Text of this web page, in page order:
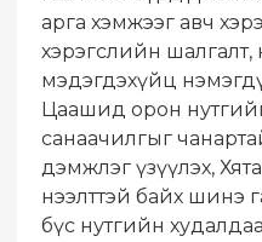
арга хэмжээг авч
хэрэгслийн шалгалт,
мэдэгдэхүйц
Цаашид орон
санаачилгыг
дэмжлэг үзүүлэх,
нээлттэй байх шинэ
бүс нутгийн